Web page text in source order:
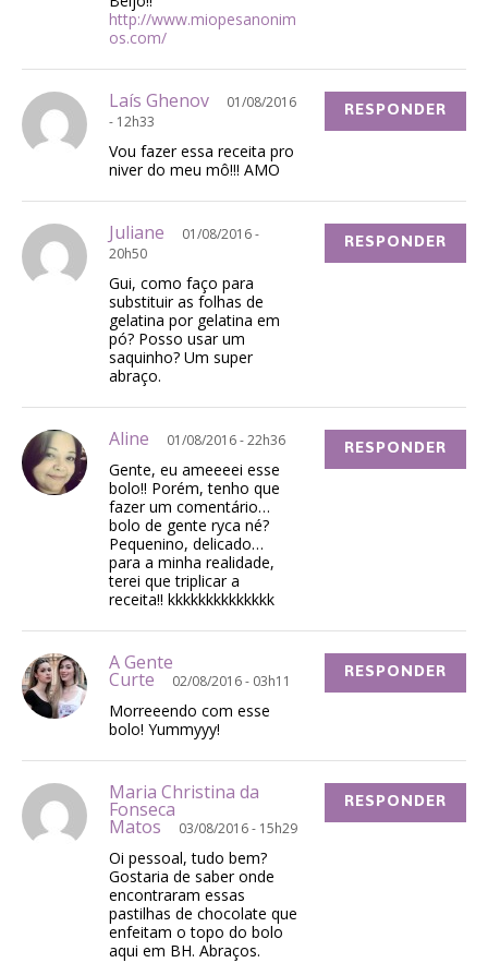
http://www.miopesanonim
os.com/
Laís Ghenov
01/08/2016
- 12h33
Vou fazer essa receita pro
niver do meu mô!!! AMO
RESPONDER
Juliane
01/08/2016 -
20h50
Gui, como faço para
substituir as folhas de
gelatina por gelatina em
pó? Posso usar um
saquinho? Um super
abraço.
RESPONDER
Aline 01/08/2016 - 22h36
Gente, eu ameeeei esse
bolo!! Porém, tenho que
fazer um comentário…
bolo de gente ryca né?
Pequenino, delicado…
para a minha realidade,
terei que triplicar a
receita!! kkkkkkkkkkkkkk
RESPONDER
A Gente
Curte 02/08/2016 - 03h11
Morreeendo com esse
bolo! Yummyyy!
RESPONDER
Maria Christina da
Fonseca
Matos 03/08/2016 - 15h29
Oi pessoal, tudo bem?
Gostaria de saber onde
encontraram essas
pastilhas de chocolate que
enfeitam o topo do bolo
aqui em BH. Abraços.
RESPONDER